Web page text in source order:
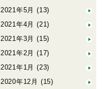
2021年5月 (13)
2021年4月 (21)
2021年3月 (15)
2021年2月 (17)
2021年1月 (23)
2020年12月 (15)